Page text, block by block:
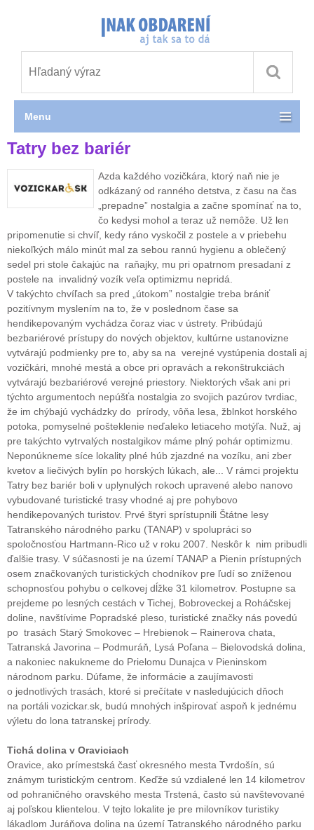
Tatry bez bariér
Azda každého vozičkára, ktorý naň nie je
odkázaný od ranného detstva, z času na čas
„prepadne” nostalgia a začne spomínať na to,
čo kedysi mohol a teraz už nemôže. Už len
pripomenutie si chvíľ, kedy ráno vyskočil z postele a v priebehu
niekoľkých málo minút mal za sebou rannú hygienu a oblečený
sedel pri stole čakajúc na raňajky, mu pri opatrnom presadaní z
postele na invalidný vozík veľa optimizmu nepridá.
V takýchto chvíľach sa pred „útokom” nostalgie treba brániť
pozitívnym myslením na to, že v poslednom čase sa
hendikepovaným vychádza čoraz viac v ústrety. Pribúdajú
bezbariérové prístupy do nových objektov, kultúrne ustanovizne
vytvárajú podmienky pre to, aby sa na verejné vystúpenia dostali aj
vozičkári, mnohé mestá a obce pri opravách a rekonštrukciách
vytvárajú bezbariérové verejné priestory. Niektorých však ani pri
týchto argumentoch nepúšťa nostalgia zo svojich pazúrov tvrdiac,
že im chýbajú vychádzky do prírody, vôňa lesa, žblnkot horského
potoka, pomyselné pošteklenie neďaleko letiaceho motýľa. Nuž, aj
pre takýchto vytrvalých nostalgikov máme plný pohár optimizmu.
Neponúkneme síce lokality plné húb zjazdné na vozíku, ani zber
kvetov a liečivých bylín po horských lúkach, ale... V rámci projektu
Tatry bez bariér boli v uplynulých rokoch upravené alebo nanovo
vybudované turistické trasy vhodné aj pre pohybovo
hendikepovaných turistov. Prvé štyri sprístupnili Štátne lesy
Tatranského národného parku (TANAP) v spolupráci so
spoločnosťou Hartmann-Rico už v roku 2007. Neskôr k nim pribudli
ďalšie trasy. V súčasnosti je na území TANAP a Pienin prístupných
osem značkovaných turistických chodníkov pre ľudí so zníženou
schopnosťou pohybu o celkovej dĺžke 31 kilometrov. Postupne sa
prejdeme po lesných cestách v Tichej, Bobroveckej a Roháčskej
doline, navštívime Popradské pleso, turistické značky nás povedú
po trasách Starý Smokovec – Hrebienok – Rainerova chata,
Tatranská Javorina – Podmuráň, Lysá Poľana – Bielovodská dolina,
a nakoniec nakukneme do Prielomu Dunajca v Pieninskom
národnom parku. Dúfame, že informácie a zaujímavosti
o jednotlivých trasách, ktoré si prečítate v nasledujúcich dňoch
na portáli vozickar.sk, budú mnohých inšpirovať aspoň k jednému
výletu do lona tatranskej prírody.
Tichá dolina v Oraviciach
Oravice, ako prímestská časť okresného mesta Tvrdošín, sú
známym turistickým centrom. Keďže sú vzdialené len 14 kilometrov
od pohraničného oravského mesta Trstená, často sú navštevované
aj poľskou klientelou. V tejto lokalite je pre milovníkov turistiky
lákadlom Juráňova dolina na území Tatranského národného parku
Menu